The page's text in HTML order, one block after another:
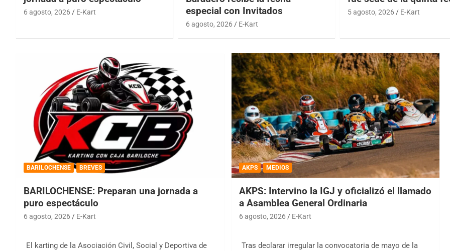
6 agosto, 2026 E-Kart
especial con Invitados
6 agosto, 2026 E-Kart
5 agosto, 2026 E-Kart
BARILOCHENSE BREVES
BARILOCHENSE: Preparan una jornada a
puro espectáculo
6 agosto, 2026 E-Kart
El karting de la Asociación Civil, Social y Deportiva de
AKPS MEDIOS
AKPS: Intervino la IGJ y oficializó el llamado
a Asamblea General Ordinaria
6 agosto, 2026 E-Kart
Tras declarar irregular la convocatoria de mayo de la